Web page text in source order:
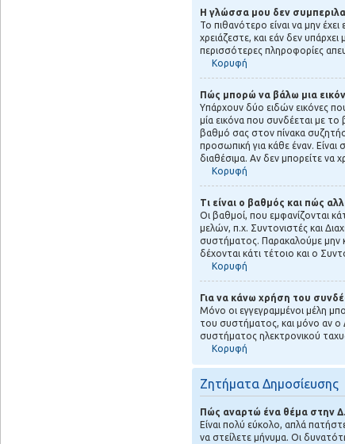
Η γλώσσα μου δεν
Το πιθανότερο είναι να μην
χρειάζεστε, και εάν δεν
περισσότερες πληροφορίες
Κορυφή
Πώς μπορώ να βάλω μια
Υπάρχουν δύο ειδών εικόνες
μία εικόνα που συνδέεται με
βαθμό σας στον πίνακα
προσωπική για κάθε έναν. Είναι
διαθέσιμα. Αν δεν μπορείτε να
Κορυφή
Τι είναι ο βαθμός και πώς
Οι βαθμοί, που εμφανίζονται
μελών, π.χ. Συντονιστές και
συστήματος. Παρακαλούμε μην
δέχονται κάτι τέτοιο και ο
Κορυφή
Για να κάνω χρήση του
Μόνο οι εγγεγραμμένοι μέλη
του συστήματος, και μόνο αν ο
συστήματος ηλεκτρονικού
Κορυφή
Ζητήματα Δημοσίευσης
Πώς αναρτώ ένα θέμα στην
Είναι πολύ εύκολο, απλά
να στείλετε μήνυμα. Οι